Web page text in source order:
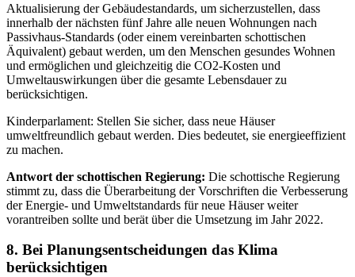
Aktualisierung der Gebäudestandards, um sicherzustellen, dass
innerhalb der nächsten fünf Jahre alle neuen Wohnungen nach
Passivhaus-Standards (oder einem vereinbarten schottischen
Äquivalent) gebaut werden, um den Menschen gesundes Wohnen
und ermöglichen und gleichzeitig die CO2-Kosten und
Umweltauswirkungen über die gesamte Lebensdauer zu
berücksichtigen.
Kinderparlament: Stellen Sie sicher, dass neue Häuser
umweltfreundlich gebaut werden. Dies bedeutet, sie energieeffizient
zu machen.
Antwort der schottischen Regierung: Die schottische Regierung
stimmt zu, dass die Überarbeitung der Vorschriften die Verbesserung
der Energie- und Umweltstandards für neue Häuser weiter
vorantreiben sollte und berät über die Umsetzung im Jahr 2022.
8. Bei Planungsentscheidungen das Klima
berücksichtigen